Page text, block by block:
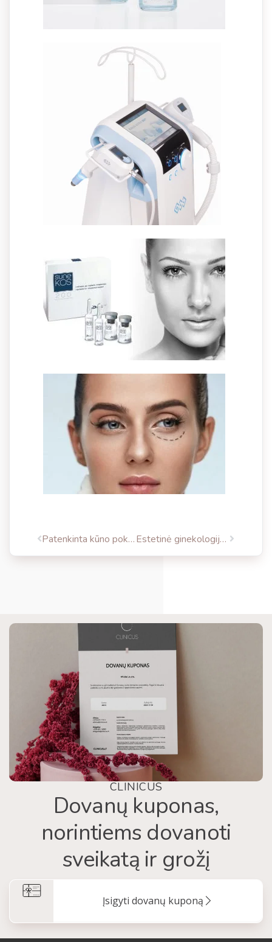
Patenkinta kūno pokyčiais su EXILIS ULTRA 360 Estetinė ginekologija – kokybiškam moters gyvenimui
CLINICUS
Dovanų kuponas,
norintiems dovanoti
sveikatą ir grožį
Įsigyti dovanų kuponą